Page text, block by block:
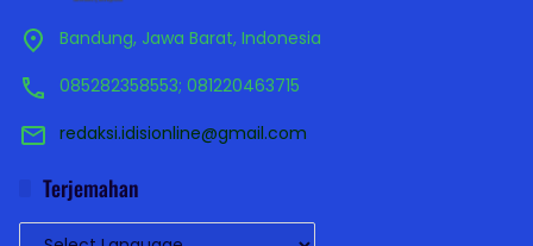
Bandung, Jawa Barat, Indonesia
085282358553; 081220463715
redaksi.idisionline@gmail.com
Terjemahan